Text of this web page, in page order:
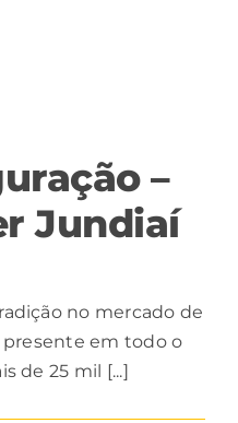
–
Jundiaí
no mercado de
presente em todo o
de 25 mil [...]